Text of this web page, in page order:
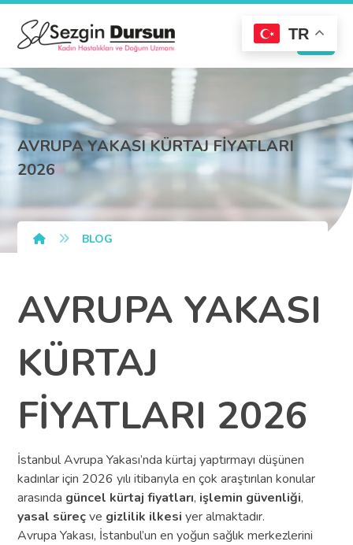
AVRUPA YAKASI KÜRTAJ FİYATLARI
2026
BLOG
AVRUPA YAKASI
KÜRTAJ
FİYATLARI 2026
İstanbul Avrupa Yakası’nda kürtaj yaptırmayı düşünen
kadınlar için 2026 yılı itibarıyla en çok araştırılan konular
arasında güncel kürtaj fiyatları, işlemin güvenliği,
yasal süreçve gizlilik ilkesi yer almaktadır.
Avrupa Yakası, İstanbul’un en yoğun sağlık merkezlerini
TR